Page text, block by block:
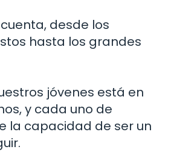
desde los
hasta los grandes
jóvenes está en
y cada uno de
la capacidad de ser un